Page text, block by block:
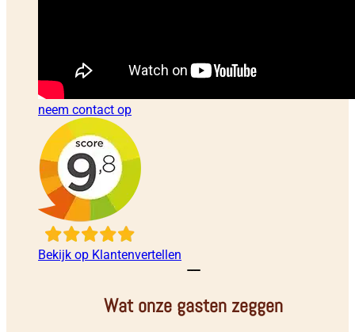
neem contact op
Bekijk op Klantenvertellen
----
Wat onze gasten zeggen